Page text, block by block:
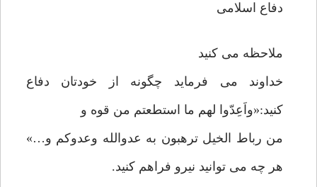
دفاع اسلامی
ملاحظه می کنید
خداوند می فرماید چگونه از خودتان دفاع
کنید:«واَعِدّوا لهم ما استطعتم من قوه و
من رباط الخیل ترهبون به عدوالله وعدوکم و…»
هر چه می توانید نیرو فراهم کنید.